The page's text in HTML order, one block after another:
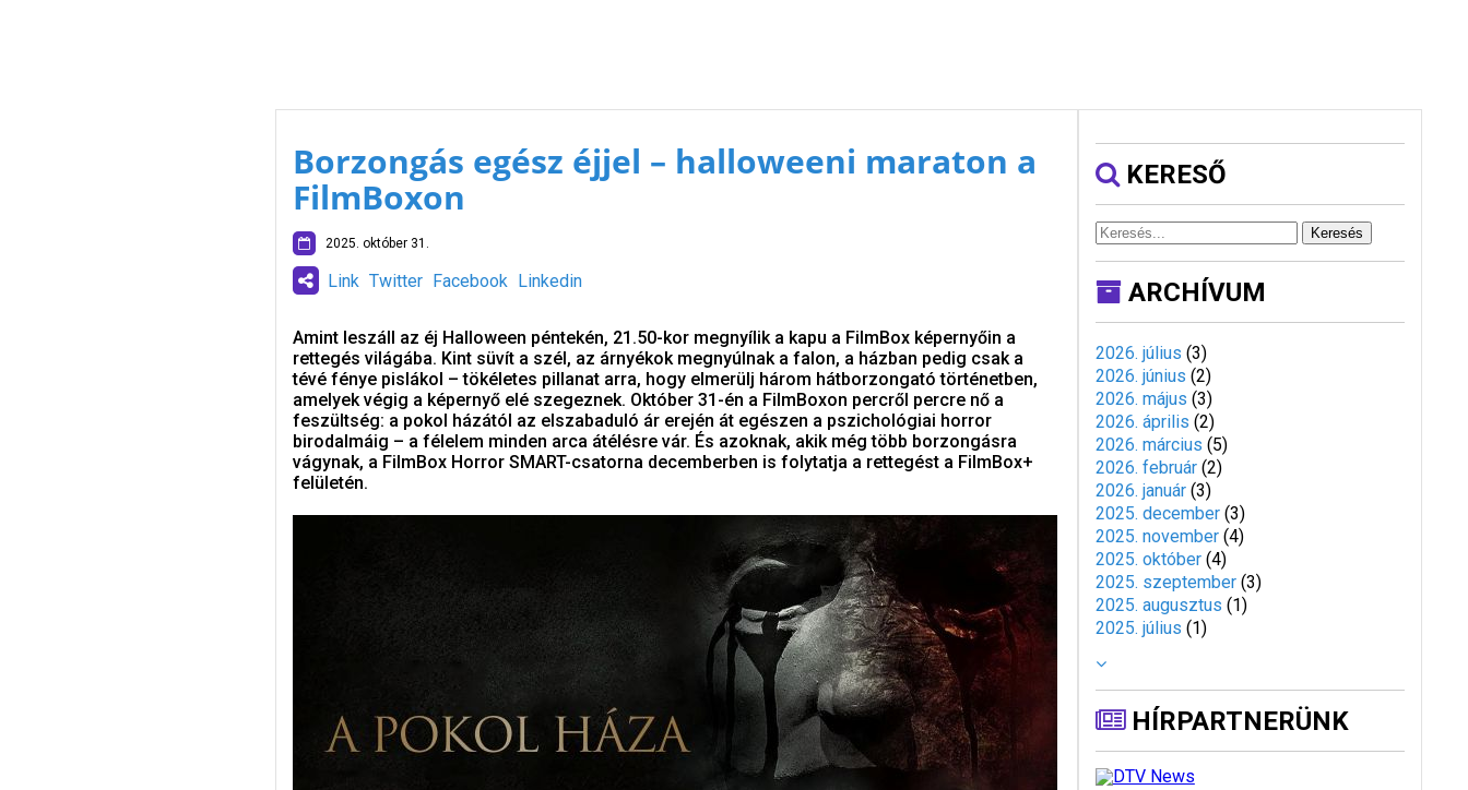
Borzongás egész éjjel – halloweeni maraton a
FilmBoxon
2025. október 31.
Link Twitter Facebook Linkedin
Amint leszáll az éj Halloween péntekén, 21.50-kor megnyílik a kapu a FilmBox képernyőin a
rettegés világába. Kint süvít a szél, az árnyékok megnyúlnak a falon, a házban pedig csak a
tévé fénye pislákol – tökéletes pillanat arra, hogy elmerülj három hátborzongató történetben,
amelyek végig a képernyő elé szegeznek. Október 31-én a FilmBoxon percről percre nő a
feszültség: a pokol házától az elszabaduló ár erején át egészen a pszichológiai horror
birodalmáig – a félelem minden arca átélésre vár. És azoknak, akik még több borzongásra
vágynak, a FilmBox Horror SMART-csatorna decemberben is folytatja a rettegést a FilmBox+
felületén.
KERESŐ
Keresés
ARCHÍVUM
2026. július (3)
2026. június (2)
2026. május (3)
2026. április (2)
2026. március (5)
2026. február (2)
2026. január (3)
2025. december (3)
2025. november (4)
2025. október (4)
2025. szeptember (3)
2025. augusztus (1)
2025. július (1)
HÍRPARTNERÜNK